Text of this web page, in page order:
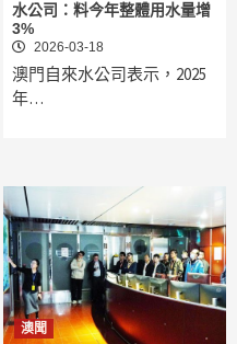
水公司：料今年整體用水量增
3%
2026-03-18
澳門自來水公司表示，2025
年…
澳聞